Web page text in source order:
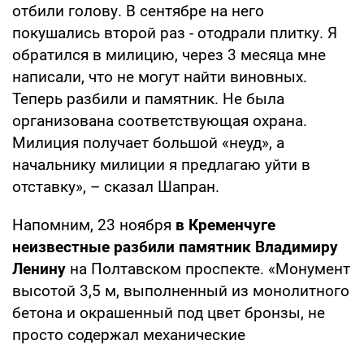
отбили голову. В сентябре на него
покушались второй раз - отодрали плитку. Я
обратился в милицию, через 3 месяца мне
написали, что не могут найти виновных.
Теперь разбили и памятник. Не была
организована соответствующая охрана.
Милиция получает большой «неуд», а
начальнику милиции я предлагаю уйти в
отставку», – сказал Шапран.
Напомним, 23 ноября в Кременчуге
неизвестные разбили памятник Владимиру
Ленину на Полтавском проспекте. «Монумент
высотой 3,5 м, выполненный из монолитного
бетона и окрашенный под цвет бронзы, не
просто содержал механические